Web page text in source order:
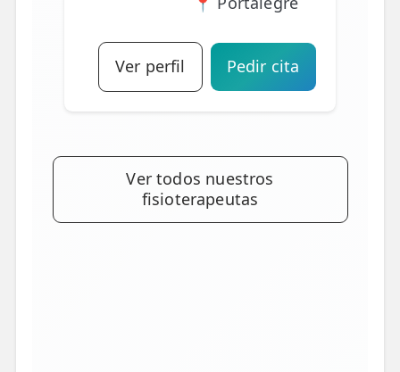
Ver perfil Pedir cita
Ver todos nuestros
fisioterapeutas